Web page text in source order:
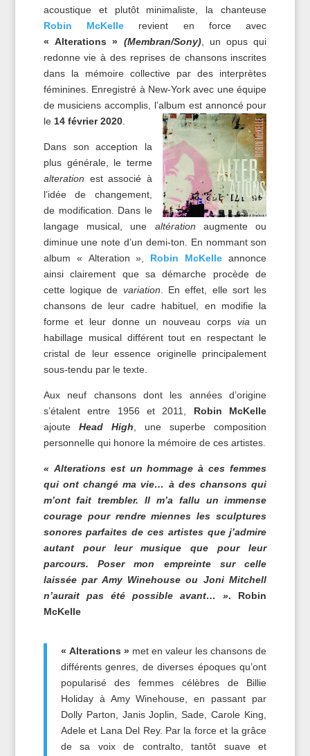
acoustique et plutôt minimaliste, la chanteuse
Robin McKelle
revient en force avec
« Alterations » (Membran/Sony), un opus qui
redonne vie à des reprises de chansons inscrites
dans la mémoire collective par des interprètes
féminines. Enregistré à New-York avec une équipe
de musiciens accomplis, l’album est annoncé pour
le 14 février 2020.
Dans son acception la
plus générale, le terme
alteration est associé à
l’idée de changement,
de modification. Dans le
langage musical, une altération augmente ou
diminue une note d’un demi-ton. En nommant son
album « Alteration », Robin McKelle annonce
ainsi clairement que sa démarche procède de
cette logique de variation . En effet, elle sort les
chansons de leur cadre habituel, en modifie la
forme et leur donne un nouveau corpsvia un
habillage musical différent tout en respectant le
cristal de leur essence originelle principalement
sous-tendu par le texte.
Aux neuf chansons dont les années d’origine
s’étalent entre 1956 et 2011, Robin McKelle
ajoute Head High , une superbe composition
personnelle qui honore la mémoire de ces artistes.
« Alterations est un hommage à ces femmes
qui ont changé ma vie… à des chansons qui
m’ont fait trembler. Il m’a fallu un immense
courage pour rendre miennes les sculptures
sonores parfaites de ces artistes que j’admire
autant pour leur musique que pour leur
parcours. Poser mon empreinte sur celle
laissée par Amy Winehouse ou Joni Mitchell
n’aurait pas été possible avant… ». Robin
McKelle
« Alterations »met en valeur les chansons de
différents genres, de diverses époques qu’ont
popularisé des femmes célèbres de Billie
Holiday à Amy Winehouse, en passant par
Dolly Parton, Janis Joplin, Sade, Carole King,
Adele et Lana Del Rey. Par la force et la grâce
de sa voix de contralto, tantôt suave et